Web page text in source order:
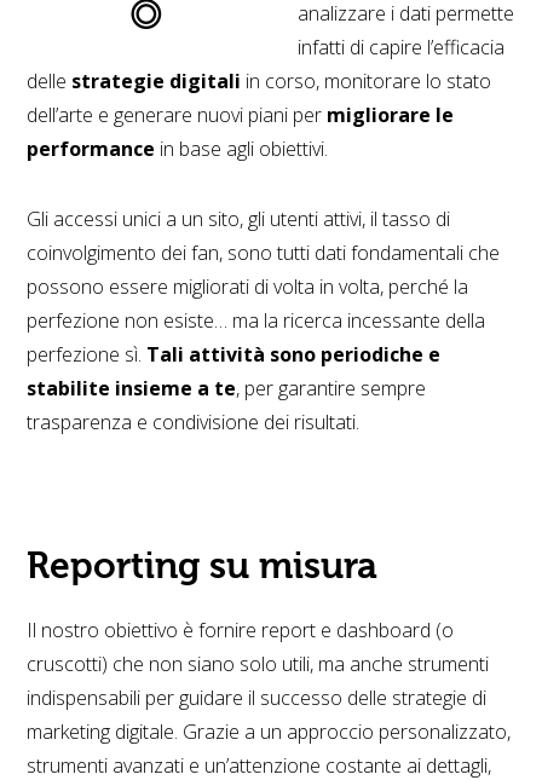
analizzare i dati permette
infatti di capire l’efficacia
delle strategie digitali in corso, monitorare lo stato
dell’arte e generare nuovi piani per migliorare le
performance in base agli obiettivi.
Gli accessi unici a un sito, gli utenti attivi, il tasso di
coinvolgimento dei fan, sono tutti dati fondamentali che
possono essere migliorati di volta in volta, perché la
perfezione non esiste… ma la ricerca incessante della
perfezione sì. Tali attività sono periodiche e
stabilite insieme a te, per garantire sempre
trasparenza e condivisione dei risultati.
Reporting su misura
Il nostro obiettivo è fornire report e dashboard (o
cruscotti) che non siano solo utili, ma anche strumenti
indispensabili per guidare il successo delle strategie di
marketing digitale. Grazie a un approccio personalizzato,
strumenti avanzati e un’attenzione costante ai dettagli,